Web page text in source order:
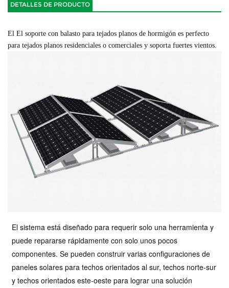
DETALLES DE PRODUCTO
El El soporte con balasto para tejados planos de hormigón es perfecto
para tejados planos residenciales o comerciales y soporta fuertes vientos.
El sistema está diseñado para requerir solo una herramienta y
puede repararse rápidamente con solo unos pocos
componentes. Se pueden construir varias configuraciones de
paneles solares para techos orientados al sur, techos norte-sur
y techos orientados este-oeste para lograr una solución